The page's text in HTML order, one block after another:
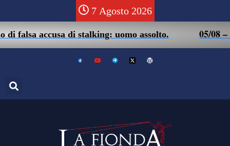
7 Agosto 2026
di stalking: uomo assolto. 05/08 – Friuli.